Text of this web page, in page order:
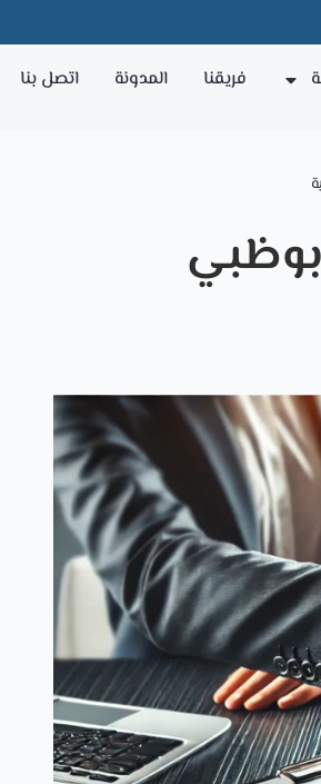
فريقنا المدونة اتصل بنا